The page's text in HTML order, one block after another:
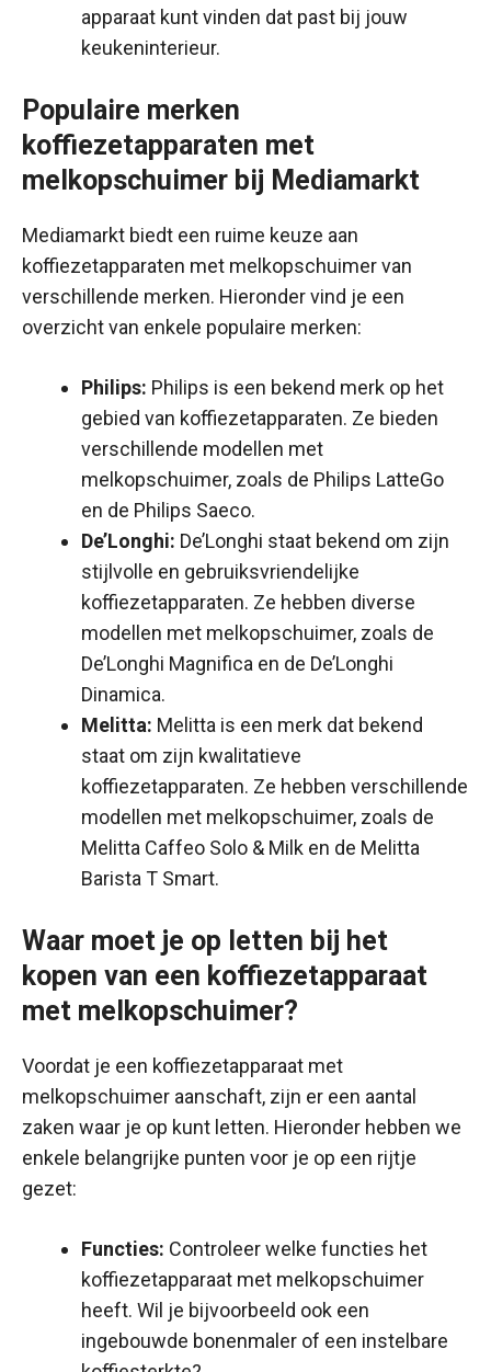
apparaat kunt vinden dat past bij jouw
keukeninterieur.
Populaire merken
koffiezetapparaten met
melkopschuimer bij Mediamarkt
Mediamarkt biedt een ruime keuze aan
koffiezetapparaten met melkopschuimer van
verschillende merken. Hieronder vind je een
overzicht van enkele populaire merken:
Philips: Philips is een bekend merk op het
gebied van koffiezetapparaten. Ze bieden
verschillende modellen met
melkopschuimer, zoals de Philips LatteGo
en de Philips Saeco.
De’Longhi: De’Longhi staat bekend om zijn
stijlvolle en gebruiksvriendelijke
koffiezetapparaten. Ze hebben diverse
modellen met melkopschuimer, zoals de
De’Longhi Magnifica en de De’Longhi
Dinamica.
Melitta: Melitta is een merk dat bekend
staat om zijn kwalitatieve
koffiezetapparaten. Ze hebben verschillende
modellen met melkopschuimer, zoals de
Melitta Caffeo Solo & Milk en de Melitta
Barista T Smart.
Waar moet je op letten bij het
kopen van een koffiezetapparaat
met melkopschuimer?
Voordat je een koffiezetapparaat met
melkopschuimer aanschaft, zijn er een aantal
zaken waar je op kunt letten. Hieronder hebben we
enkele belangrijke punten voor je op een rijtje
gezet:
Functies: Controleer welke functies het
koffiezetapparaat met melkopschuimer
heeft. Wil je bijvoorbeeld ook een
ingebouwde bonenmaler of een instelbare